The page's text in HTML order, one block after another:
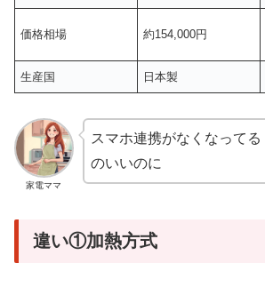
価格相場 約154,000円
生産国 日本製
家電ママ
スマホ連携がなくなって
のいいのに
違い①加熱方式